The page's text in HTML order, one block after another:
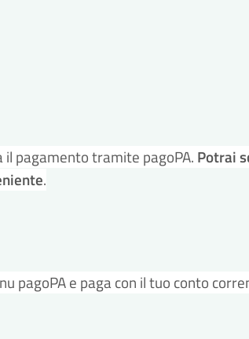
il pagamento tramite pagoPA. Potrai
.
pagoPA e paga con il tuo conto